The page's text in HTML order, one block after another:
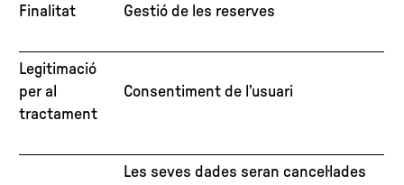
Finalitat Gestió de les reserves
Legitimació
per al
tractament
Consentiment de l’usuari
Les seves dades seran cancel·lades